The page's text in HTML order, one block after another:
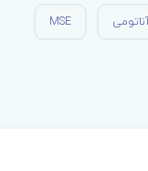
MSE